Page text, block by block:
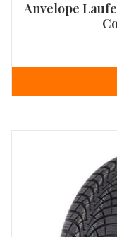
Anvelope